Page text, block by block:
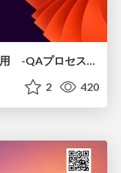
QAと開発の両側から進める AI活用 -QAプロセスAI支援ツールキットと Inner Loop / Outer Loopの取り組み-
2 420